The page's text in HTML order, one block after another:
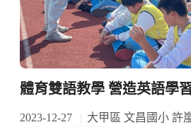
體育雙語教學 營造英語學
2023-12-27 大甲區 文昌國小 許